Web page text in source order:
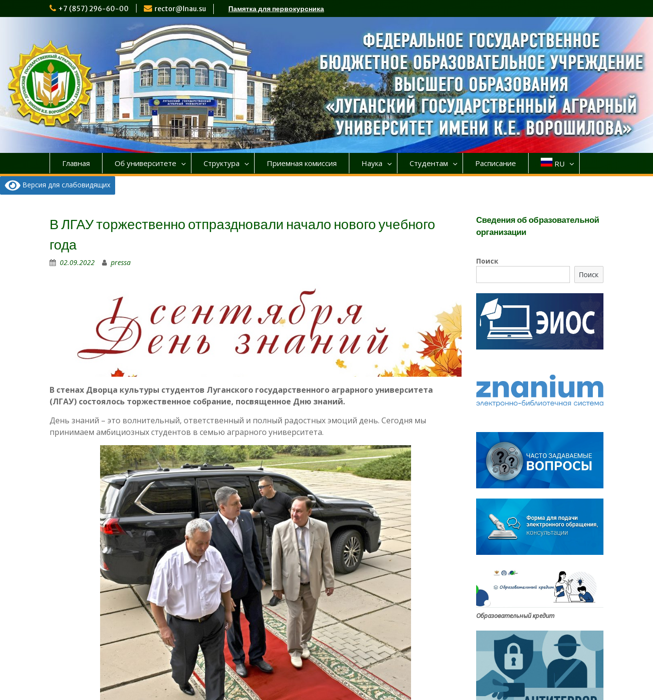
к
+7 (857) 296-60-00 rector@lnau.su Памятка для первокурсника
Главная Об университете Структура Приемная комиссия Наука Студентам Расписание RU
Версия для слабовидящих
В ЛГАУ торжественно отпраздновали начало нового учебного
года
02.09.2022 pressa
В стенах Дворца культуры студентов Луганского государственного аграрного университета
(ЛГАУ) состоялось торжественное собрание, посвященное Дню знаний.
День знаний – это волнительный, ответственный и полный радостных эмоций день. Сегодня мы
принимаем амбициозных студентов в семью аграрного университета.
Сведения об образовательной
организации
Поиск
Поиск
Образовательный кредит